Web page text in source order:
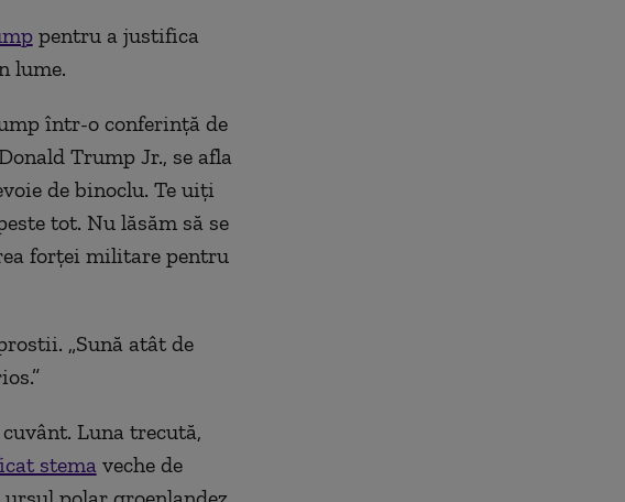
pentru a justifica
lume.
într-o conferință de
Trump Jr., se afla
de binoclu. Te uiți
tot. Nu lăsăm să se
forței militare pentru
. „Sună atât de
Luna trecută,
stemaveche de